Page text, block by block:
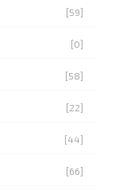
[59]
[0]
[58]
[22]
[44]
[66]